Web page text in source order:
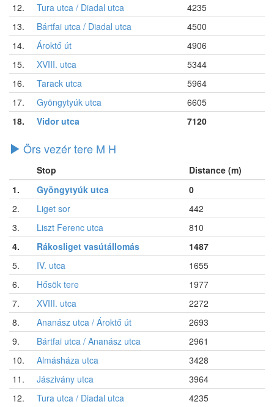
12.
Tura utca / Diadal utca
4235
13.
Bártfai utca / Diadal utca
4500
14.
Ároktő út
4906
15.
XVIII. utca
5344
16.
Tarack utca
5964
17.
Gyöngytyúk utca
6605
18.
Vidor utca 7120
Örs vezér tere M H
Stop
Distance (m)
1.
Gyöngytyúk utca
0
2.
Liget sor
442
3.
Liszt Ferenc utca
810
4.
Rákosliget vasútállomás
1487
5.
IV. utca
1655
6.
Hősök tere
1977
7.
XVIII. utca
2272
8.
Ananász utca / Ároktő út
2693
9.
Bártfai utca / Ananász utca
2961
10.
Almásháza utca
3428
11.
Jászivány utca
3964
12.
Tura utca / Diadal utca
4235